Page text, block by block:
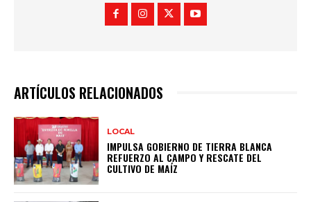
ARTÍCULOS RELACIONADOS
LOCAL
IMPULSA GOBIERNO DE TIERRA BLANCA
REFUERZO AL CAMPO Y RESCATE DEL
CULTIVO DE MAÍZ